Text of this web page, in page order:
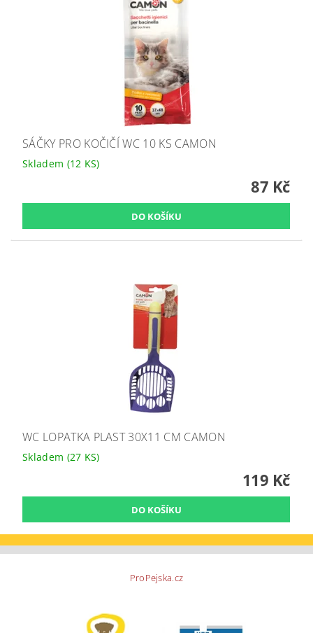
SÁČKY PRO KOČIČÍ WC 10 KS CAMON
Skladem (12 KS)
87 Kč
WC LOPATKA PLAST 30X11 CM CAMON
Skladem (27 KS)
119 Kč
ProPejska.cz